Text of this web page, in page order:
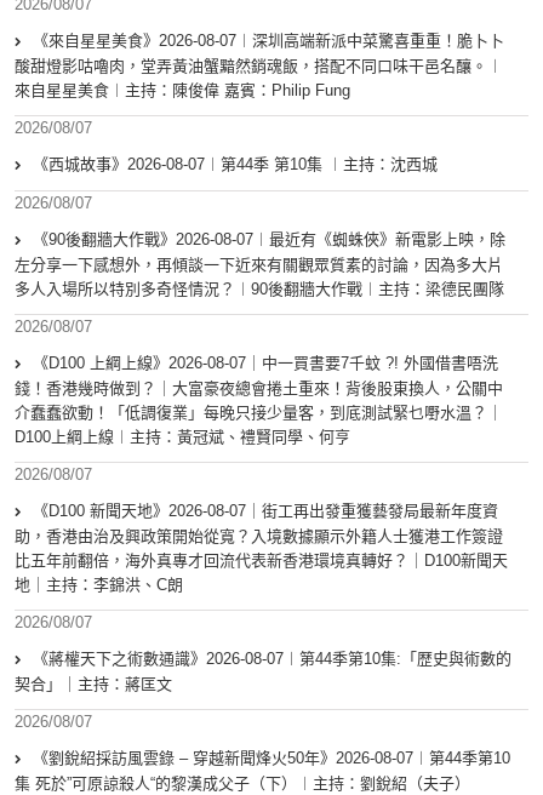
2026/08/07
《來自星星美食》2026-08-07︱深圳高端新派中菜驚喜重重！脆卜卜
酸甜燈影咕嚕肉，堂弄黃油蟹黯然銷魂飯，搭配不同口味干邑名釀。︱
來自星星美食︱主持：陳俊偉 嘉賓：Philip Fung
2026/08/07
《西城故事》2026-08-07︱第44季 第10集 ︱主持：沈西城
2026/08/07
《90後翻牆大作戰》2026-08-07︱最近有《蜘蛛俠》新電影上映，除
左分享一下感想外，再傾談一下近來有關觀眾質素的討論，因為多大片
多人入場所以特別多奇怪情況？︱90後翻牆大作戰︱主持：梁德民團隊
2026/08/07
《D100 上綱上線》2026-08-07｜中一買書要7千蚊 ?! 外國借書唔洗
錢！香港幾時做到？｜大富豪夜總會捲土重來！背後股東換人，公關中
介蠢蠢欲動！「低調復業」每晚只接少量客，到底測試緊乜嘢水溫？｜
D100上綱上線︱主持：黃冠斌、禮賢同學、何亨
2026/08/07
《D100 新聞天地》2026-08-07｜街工再出發重獲藝發局最新年度資
助，香港由治及興政策開始從寬？入境數據顯示外籍人士獲港工作簽證
比五年前翻倍，海外真專才回流代表新香港環境真轉好？｜D100新聞天
地｜主持：李錦洪、C朗
2026/08/07
《蔣權天下之術數通識》2026-08-07︱第44季第10集:「歴史與術數的
契合」｜主持：蔣匡文
2026/08/07
《劉銳紹採訪風雲錄 – 穿越新聞烽火50年》2026-08-07︱第44季第10
集 死於”可原諒殺人“的黎漢成父子（下）︱主持：劉銳紹（夫子）